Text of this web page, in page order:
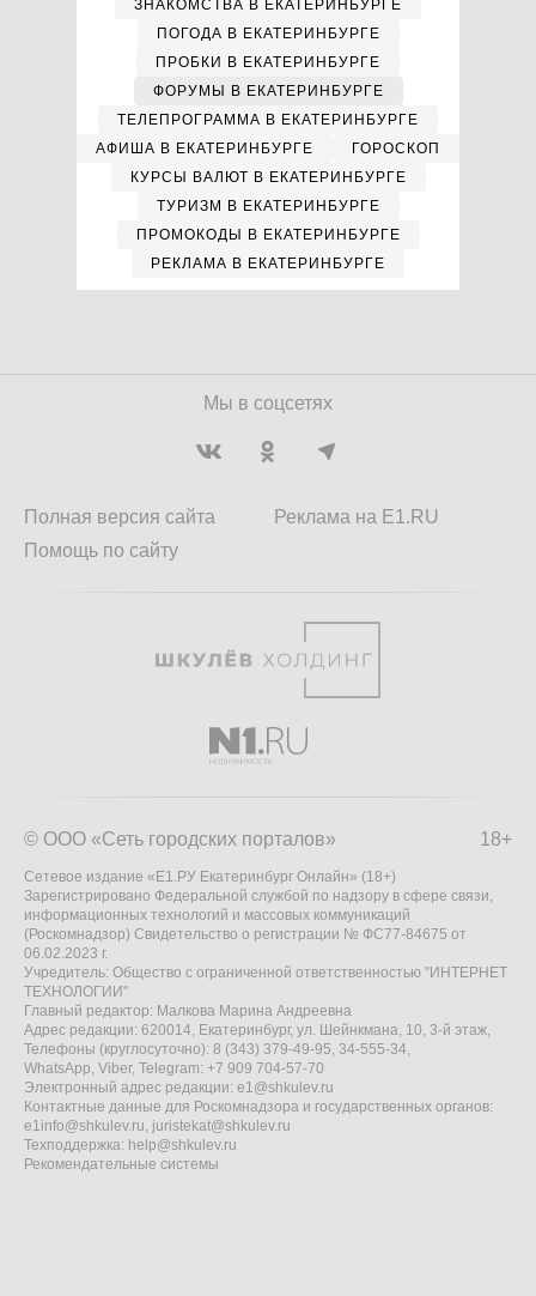
ЗНАКОМСТВА В ЕКАТЕРИНБУРГЕ
ПОГОДА В ЕКАТЕРИНБУРГЕ
ПРОБКИ В ЕКАТЕРИНБУРГЕ
ФОРУМЫ В ЕКАТЕРИНБУРГЕ
ТЕЛЕПРОГРАММА В ЕКАТЕРИНБУРГЕ
АФИША В ЕКАТЕРИНБУРГЕ
ГОРОСКОП
КУРСЫ ВАЛЮТ В ЕКАТЕРИНБУРГЕ
ТУРИЗМ В ЕКАТЕРИНБУРГЕ
ПРОМОКОДЫ В ЕКАТЕРИНБУРГЕ
РЕКЛАМА В ЕКАТЕРИНБУРГЕ
Мы в соцсетях
Полная версия сайта
Помощь по сайту
Реклама на E1.RU
18+
© ООО «Сеть городских порталов»
Сетевое издание «Е1.РУ Екатеринбург Онлайн» (18+)
Зарегистрировано Федеральной службой по надзору в сфере связи,
информационных технологий и массовых коммуникаций
(Роскомнадзор) Свидетельство о регистрации № ФС77-84675 от
06.02.2023 г.
Учредитель: Общество с ограниченной ответственностью "ИНТЕРНЕТ
ТЕХНОЛОГИИ"
Главный редактор: Малкова Марина Андреевна
Адрес редакции: 620014, Екатеринбург, ул. Шейнкмана, 10, 3-й этаж,
Телефоны (круглосуточно): 8 (343) 379-49-95, 34-555-34,
WhatsApp, Viber, Telegram: +7 909 704-57-70
Электронный адрес редакции: e1@shkulev.ru
Контактные данные для Роскомнадзора и государственных органов:
e1info@shkulev.ru, juristekat@shkulev.ru
Техподдержка: help@shkulev.ru
Рекомендательные системы